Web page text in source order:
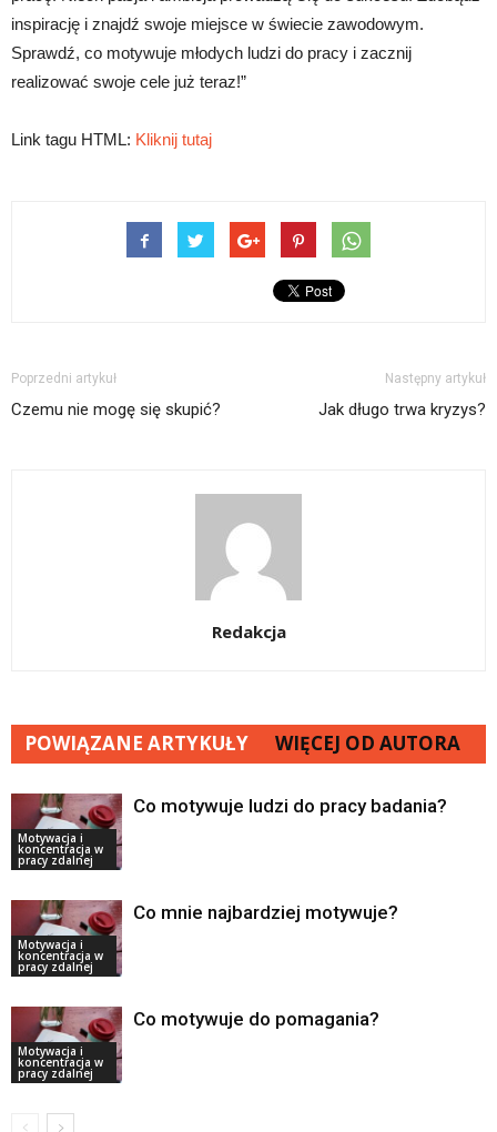
inspirację i znajdź swoje miejsce w świecie zawodowym.
Sprawdź, co motywuje młodych ludzi do pracy i zacznij
realizować swoje cele już teraz!”
Link tagu HTML: Kliknij tutaj
Poprzedni artykuł
Czemu nie mogę się skupić?
Następny artykuł
Jak długo trwa kryzys?
Redakcja
POWIĄZANE ARTYKUŁY WIĘCEJ OD AUTORA
Motywacja i
koncentracja w
pracy zdalnej
Co motywuje ludzi do pracy badania?
Motywacja i
koncentracja w
pracy zdalnej
Co mnie najbardziej motywuje?
Motywacja i
koncentracja w
pracy zdalnej
Co motywuje do pomagania?